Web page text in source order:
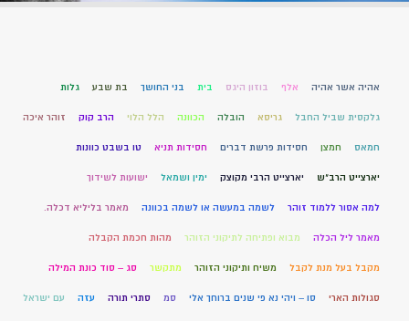
אהיה אשר אהיה אלף בוזון היגס בית בני החושך בת שבע גלות
גלקסית שביל החבל גריסא הובלה הכוונה הלל הלוי הרב קוק זוהר איכה
חמאס חמצן חסידות פרשת דברים חסידות תניא טו בשבט כוונות
יארצייט הרב"ש יארצייט הרבי מקוצק ימין ושמאל ישועות לשידוך
למה אסור ללמוד זוהר לשמה במעשה או לשמה בכוונה מאמר בליליא דכלה.
מאמר ליל הכלה מבוא ופתיחה לתיקוני הזוהר מהות חכמת הקבלה
מקבל בעל מנת לקבל משיח ותיקוני הזוהר מתקשר סג – סוד כונת המילה
סגולות הארי סו – ויהי נא פי שנים ברוחך אלי סמ סתרי תורה עזה עם ישראל